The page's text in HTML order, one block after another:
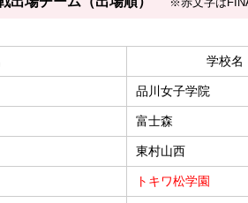
学校名
品川女子学院
富士森
東村山西
トキワ松学園